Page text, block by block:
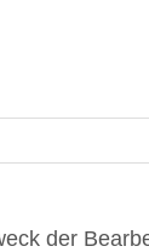
der